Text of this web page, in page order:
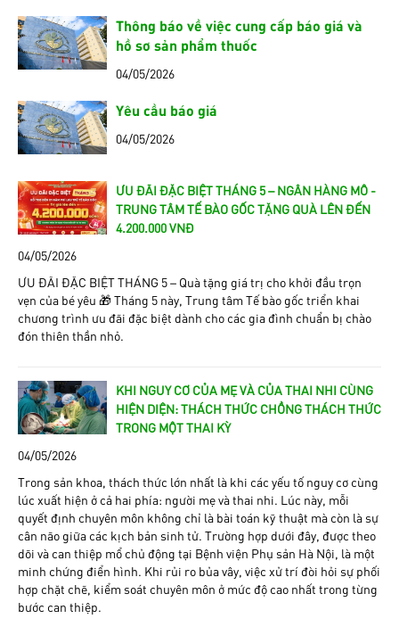
Thông báo về việc cung cấp báo giá và
hồ sơ sản phẩm thuốc
04/05/2026
Yêu cầu báo giá
04/05/2026
ƯU ĐÃI ĐẶC BIỆT THÁNG 5 – NGÂN HÀNG MÔ -
TRUNG TÂM TẾ BÀO GỐC TẶNG QUÀ LÊN ĐẾN
4.200.000 VNĐ
04/05/2026
ƯU ĐÃI ĐẶC BIỆT THÁNG 5 – Quà tặng giá trị cho khởi đầu trọn
vẹn của bé yêu 🎁 Tháng 5 này, Trung tâm Tế bào gốc triển khai
chương trình ưu đãi đặc biệt dành cho các gia đình chuẩn bị chào
đón thiên thần nhỏ.
KHI NGUY CƠ CỦA MẸ VÀ CỦA THAI NHI CÙNG
HIỆN DIỆN: THÁCH THỨC CHỒNG THÁCH THỨC
TRONG MỘT THAI KỲ
04/05/2026
Trong sản khoa, thách thức lớn nhất là khi các yếu tố nguy cơ cùng
lúc xuất hiện ở cả hai phía: người mẹ và thai nhi. Lúc này, mỗi
quyết định chuyên môn không chỉ là bài toán kỹ thuật mà còn là sự
cân não giữa các kịch bản sinh tử. Trường hợp dưới đây, được theo
dõi và can thiệp mổ chủ động tại Bệnh viện Phụ sản Hà Nội, là một
minh chứng điển hình. Khi rủi ro bủa vây, việc xử trí đòi hỏi sự phối
hợp chặt chẽ, kiểm soát chuyên môn ở mức độ cao nhất trong từng
bước can thiệp.